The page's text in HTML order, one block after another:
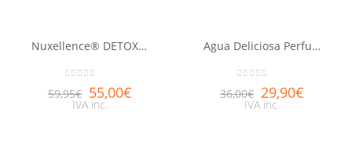
Nuxellence® DETOX 50ml
out of 5
59,95€ 55,00€
IVA inc.
Agua Deliciosa Perfumada NUXE 100ml
out of 5
36,00€ 29,90€
IVA inc.